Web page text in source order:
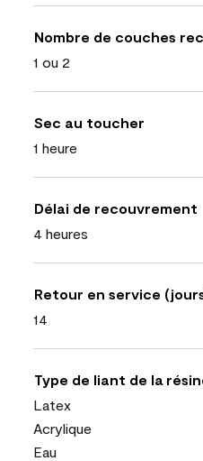
Nombre de couches
1 ou 2
Sec au toucher
1 heure
Délai de recouvrement
4 heures
Retour en service
14
Type de liant de la
Latex
Acrylique
Eau